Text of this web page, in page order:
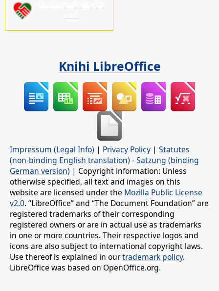
Knihi LibreOffice
Impressum (Legal Info) | Privacy Policy | Statutes
(non-binding English translation) -Satzung (binding
German version) | Copyright information: Unless
otherwise specified, all text and images on this
website are licensed under the Mozilla Public License
v2.0. “LibreOffice” and “The Document Foundation” are
registered trademarks of their corresponding
registered owners or are in actual use as trademarks
in one or more countries. Their respective logos and
icons are also subject to international copyright laws.
Use thereof is explained in ourtrademark policy.
LibreOffice was based on OpenOffice.org.